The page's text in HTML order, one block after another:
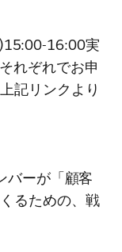
16:00実
れぞれでお申
記リンクより
バーが「顧客
るための、戦